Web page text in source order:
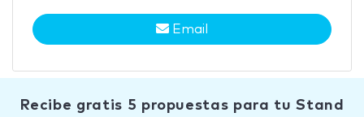
Email
Recibe gratis 5 propuestas para tu Stand